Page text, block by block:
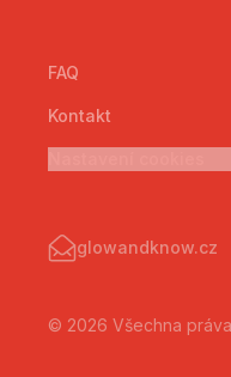
FAQ
Kontakt
glowandknow.cz
© 2026 Všechna